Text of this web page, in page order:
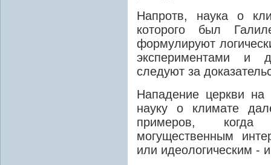
Напротв, наука о
которого был
формулируют
экспериментами и
следуют за
Нападение церкви на
науку о климате
примеров,
могущественным
или идеологическим -